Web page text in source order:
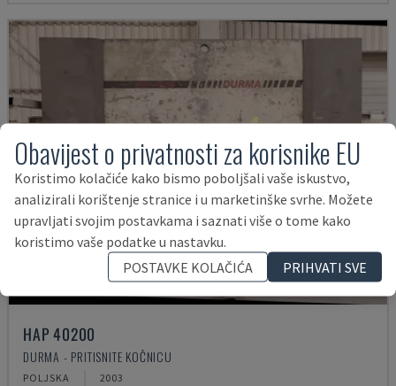
HAP 40200
DURMA - PRITISNITE KOČNICU
POLJSKA 2003
Obavijest o privatnosti za korisnike EU
Koristimo kolačiće kako bismo poboljšali vaše iskustvo,
analizirali korištenje stranice i u marketinške svrhe. Možete
upravljati svojim postavkama i saznati više o tome kako
koristimo vaše podatke u nastavku.
POSTAVKE KOLAČIĆA
PRIHVATI SVE